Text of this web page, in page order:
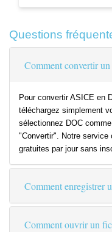
Questions
Comment convertir
Pour convertir ASICE en
téléchargez simplement
sélectionnez DOC
"Convertir". Notre service
gratuites par jour sans
Comment enregistrer
Comment ouvrir un